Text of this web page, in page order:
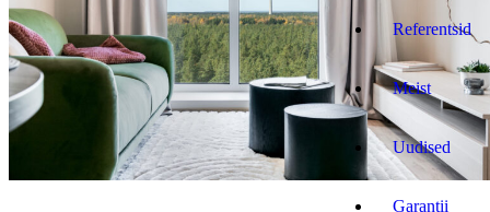
Referentsid
Meist
Uudised
Garantii